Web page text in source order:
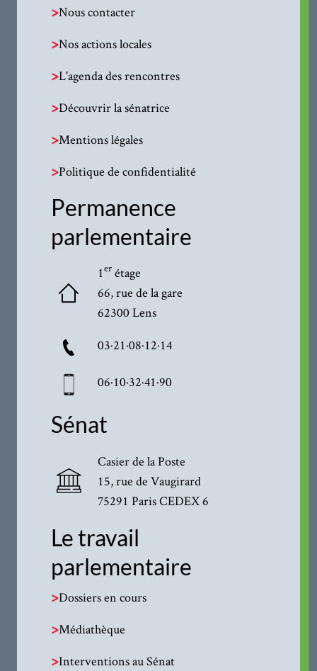
>Nous contacter
>Nos actions locales
>L'agenda des rencontres
>Découvrir la sénatrice
>Mentions légales
>Politique de confidentialité
Permanence
parlementaire
1erétage
66, rue de la gare
62300 Lens
03·21·08·12·14
06·10·32·41·90
Sénat
Casier de la Poste
15, rue de Vaugirard
75291 Paris CEDEX 6
Le travail
parlementaire
>Dossiers en cours
>Médiathèque
>Interventions au Sénat